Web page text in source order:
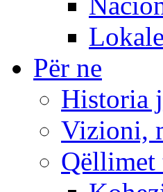
Lokale
Për ne
Historia
Vizioni,
Qëllimet